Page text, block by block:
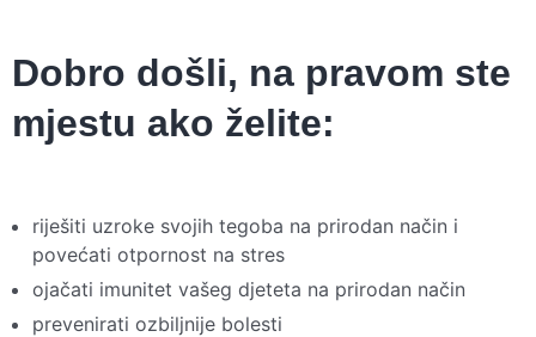
Dobro došli, na pravom ste
mjestu ako želite:
riješiti uzroke svojih tegoba na prirodan način i
povećati otpornost na stres
ojačati imunitet vašeg djeteta na prirodan način
prevenirati ozbiljnije bolesti